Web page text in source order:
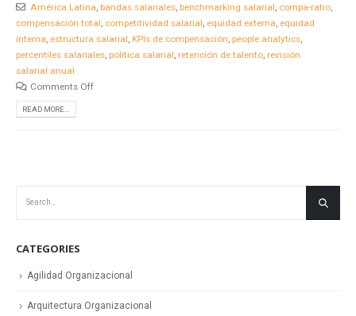
América Latina, bandas salariales, benchmarking salarial, compa-ratio,
compensación total, competitividad salarial, equidad externa, equidad
interna, estructura salarial, KPIs de compensación, people analytics,
percentiles salariales, política salarial, retención de talento, revisión
salarial anual
Comments Off
READ MORE...
CATEGORIES
Agilidad Organizacional
Arquitectura Organizacional